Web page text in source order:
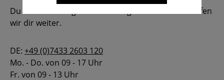
Du hast eine Frage oder benötigst Hilfe? Gerne helfen
wir dir weiter.
DE: +49 (0)7433 2603 120
Mo. - Do. von 09 - 17 Uhr
Fr. von 09 - 13 Uhr